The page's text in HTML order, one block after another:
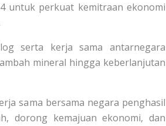
untuk perkuat kemitraan ekonomi
serta kerja sama antarnegara
mineral hingga keberlanjutan
sama bersama negara penghasil
dorong kemajuan ekonomi, dan